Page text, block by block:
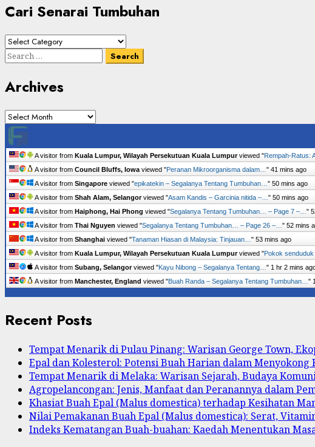
Cari Senarai Tumbuhan
Cari
Senarai
Search
Archives
Archives
A visitor from Kuala Lumpur, Wilayah Persekutuan Kuala Lumpurviewed "Rempah-Ratus:
A visitor from Council Bluffs, Iowa viewed "Peranan Mikroorganisma dalam… " 41 mins ago
A visitor from Singapore viewed "epikatekin – Segalanya Tentang Tumbuhan… " 50 mins ago
A visitor from Shah Alam, Selangorviewed "Asam Kandis – Garcinia nitida –… " 50 mins ago
A visitor from Haiphong, Hai Phong viewed "Segalanya Tentang Tumbuhan… – Page 7 –… "
A visitor from Thai Nguyen viewed "Segalanya Tentang Tumbuhan… – Page 26 –… " 52 mins
A visitor from Shanghai viewed "Tanaman Hiasan di Malaysia: Tinjauan… " 53 mins ago
A visitor from Kuala Lumpur, Wilayah Persekutuan Kuala Lumpurviewed "Pokok senduduk
A visitor from Subang, Selangorviewed "Kayu Nibong – Segalanya Tentang… " 1 hr 2 mins
A visitor from Manchester, England viewed "Buah Randa – Segalanya Tentang Tumbuhan… "
Recent Posts
Tempat Menarik di Pulau Pinang: Warisan George Town,
Epal dan Kolesterol: Potensi Buah Harian dalam
Tempat Menarik di Melaka: Warisan Sejarah, Budaya
Agropelancongan: Jenis, Manfaat dan Peranannya dalam
Khasiat Buah Epal (Malus domestica) terhadap Kesihatan
Nilai Pemakanan Buah Epal (Malus domestica): Serat,
Indeks Kematangan Buah-buahan: Kaedah Menentukan